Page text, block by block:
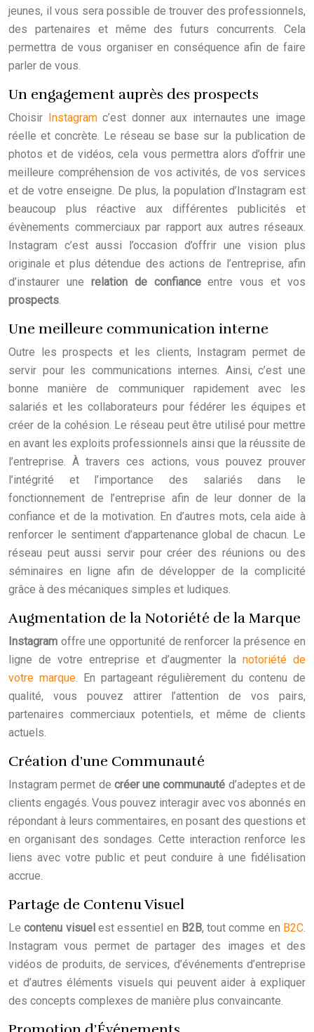
jeunes, il vous sera possible de trouver des professionnels,
des partenaires et même des futurs concurrents. Cela
permettra de vous organiser en conséquence afin de faire
parler de vous.
Un engagement auprès des prospects
Choisir Instagramc’est donner aux internautes une image
réelle et concrète. Le réseau se base sur la publication de
photos et de vidéos, cela vous permettra alors d’offrir une
meilleure compréhension de vos activités, de vos services
et de votre enseigne. De plus, la population d’Instagram est
beaucoup plus réactive aux différentes publicités et
évènements commerciaux par rapport aux autres réseaux.
Instagram c’est aussi l’occasion d’offrir une vision plus
originale et plus détendue des actions de l’entreprise, afin
d’instaurer une relation de confianceentre vous et vos
prospects.
Une meilleure communication interne
Outre les prospects et les clients, Instagram permet de
servir pour les communications internes. Ainsi, c’est une
bonne manière de communiquer rapidement avec les
salariés et les collaborateurs pour fédérer les équipes et
créer de la cohésion. Le réseau peut être utilisé pour mettre
en avant les exploits professionnels ainsi que la réussite de
l’entreprise. À travers ces actions, vous pouvez prouver
l’intégrité et l’importance des salariés dans le
fonctionnement de l’entreprise afin de leur donner de la
confiance et de la motivation. En d’autres mots, cela aide à
renforcer le sentiment d’appartenance global de chacun. Le
réseau peut aussi servir pour créer des réunions ou des
séminaires en ligne afin de développer de la complicité
grâce à des mécaniques simples et ludiques.
Augmentation de la Notoriété de la Marque
Instagram offre une opportunité de renforcer la présence en
ligne de votre entreprise et d’augmenter lanotoriété de
votre marque. En partageant régulièrement du contenu de
qualité, vous pouvez attirer l’attention de vos pairs,
partenaires commerciaux potentiels, et même de clients
actuels.
Création d’une Communauté
Instagram permet de créer une communauté d’adeptes et de
clients engagés. Vous pouvez interagir avec vos abonnés en
répondant à leurs commentaires, en posant des questions et
en organisant des sondages. Cette interaction renforce les
liens avec votre public et peut conduire à une fidélisation
accrue.
Partage de Contenu Visuel
Lecontenu visuelest essentiel en B2B, tout comme en B2C.
Instagram vous permet de partager des images et des
vidéos de produits, de services, d’événements d’entreprise
et d’autres éléments visuels qui peuvent aider à expliquer
des concepts complexes de manière plus convaincante.